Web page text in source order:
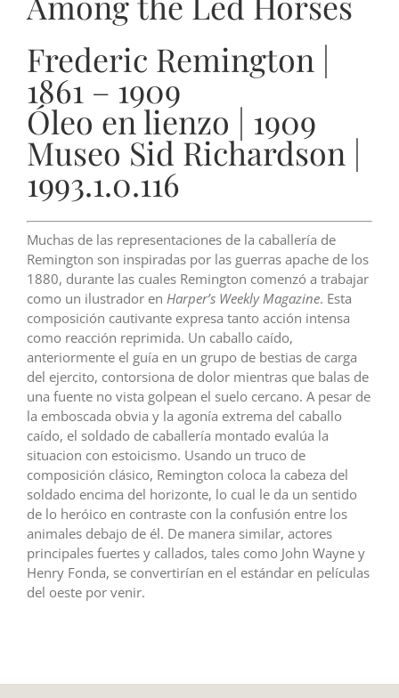
Frederic Remington |
1861 – 1909
Óleo en lienzo | 1909
Museo Sid Richardson |
1993.1.0.116
Muchas de las representaciones de la caballería de
Remington son inspiradas por las guerras apache de los
1880, durante las cuales Remington comenzó a trabajar
como un ilustrador en Harper’s Weekly Magazine. Esta
composición cautivante expresa tanto acción intensa
como reacción reprimida. Un caballo caído,
anteriormente el guía en un grupo de bestias de carga
del ejercito, contorsiona de dolor mientras que balas de
una fuente no vista golpean el suelo cercano. A pesar de
la emboscada obvia y la agonía extrema del caballo
caído, el soldado de caballería montado evalúa la
situacion con estoicismo. Usando un truco de
composición clásico, Remington coloca la cabeza del
soldado encima del horizonte, lo cual le da un sentido
de lo heróico en contraste con la confusión entre los
animales debajo de él. De manera similar, actores
principales fuertes y callados, tales como John Wayne y
Henry Fonda, se convertirían en el estándar en películas
del oeste por venir.